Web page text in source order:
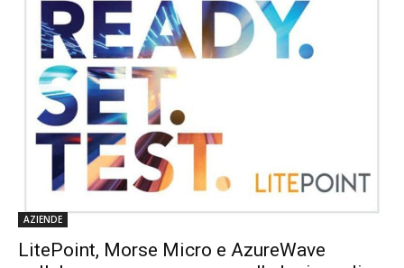
AZIENDE
LitePoint, Morse Micro e AzureWave